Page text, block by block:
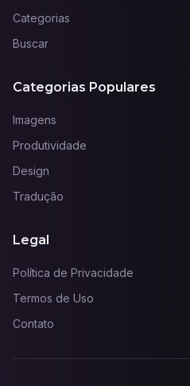
Categorias
Buscar
Categorias Populares
Imagens
Produtividade
Design
Tradução
Legal
Política de Privacidade
Termos de Uso
Contato